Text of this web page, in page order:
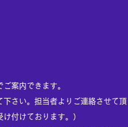
案内できます。
さい。担当者よりご連絡させて頂
付けております。）